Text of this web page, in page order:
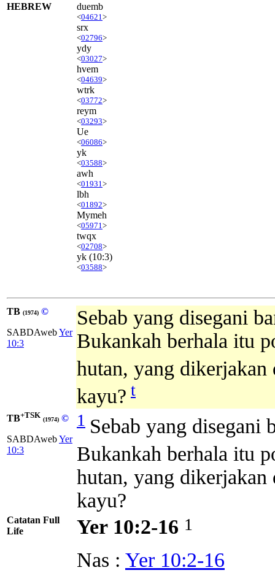
HEBREW duemb
<04621 >
srx
<02796>
ydy
<03027>
hvem
<04639>
wtrk
<03772>
reym
<03293>
Ue
<06086>
yk
<03588>
awh
<01931 >
lbh
<01892>
Mymeh
<05971 >
twqx
<02708>
yk (10:3)
<03588>
TB (1974) ©
SABDAwebYer
10:3
Sebab yang disegani
Bukankah berhala itu
hutan, yang dikerjakan
kayu? t
TB+TSK (1974) ©
SABDAwebYer
10:3
1 Sebab yang disegani
Bukankah berhala itu
hutan, yang dikerjakan
kayu?
Catatan Full
Life
Yer 10:2-16 1
Nas : Yer 10:2-16